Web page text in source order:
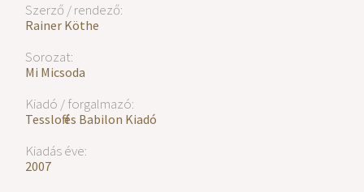
Szerző / rendező:
Rainer Köthe
Sorozat:
Mi Micsoda
Kiadó / forgalmazó:
Tessloff és Babilon Kiadó
Kiadás éve:
2007